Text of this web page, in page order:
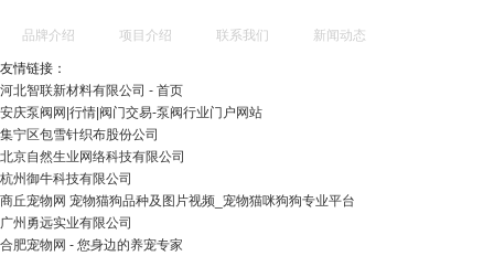
品牌介绍 项目介绍 联系我们 新闻动态
友情链接：
河北智联新材料有限公司 - 首页
安庆泵阀网|行情|阀门交易-泵阀行业门户网站
集宁区包雪针织布股份公司
北京自然生业网络科技有限公司
杭州御牛科技有限公司
商丘宠物网 宠物猫狗品种及图片视频_宠物猫咪狗狗专业平台
广州勇远实业有限公司
合肥宠物网 - 您身边的养宠专家